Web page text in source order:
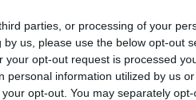
parties, or processing of your
us, please use the below opt-out
opt-out request is processed
personal information utilized by us
opt-out. You may separately